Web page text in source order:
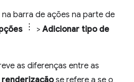
barra de ações na parte de
>Adicionar tipo de
as diferenças entre as
se refere a se o